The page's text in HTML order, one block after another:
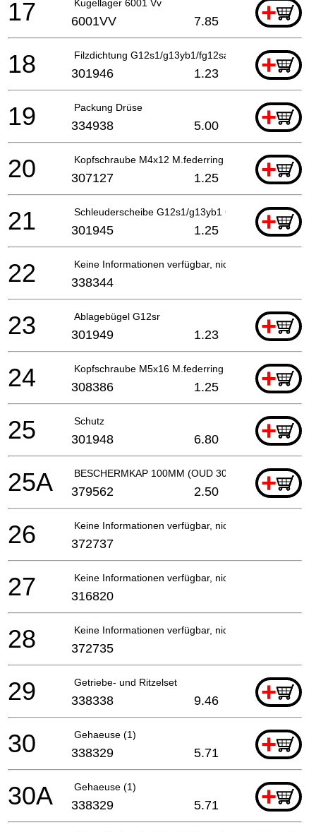
Kugellager 6001 Vv +
17 6001VV 7.85
Filzdichtung G12s1/g13yb1/fg12sa2 G13v/g13yd
+
18 301946 1.23
Packung Drüse +
19 334938 5.00
Kopfschraube M4x12 M.federring Selbstsichernd
+
20 307127 1.25
Schleuderscheibe G12s1/g13yb1 G13v/g13yd
+
21 301945 1.25
Keine Informationen verfügbar, nicht bestellbar
22 338344
Ablagebügel G12sr +
23 301949 1.23
Kopfschraube M5x16 M.federring +
24 308386 1.25
Schutz +
25 301948 6.80
BESCHERMKAP 100MM (OUD 301948/331076/
+
25A 379562 2.50
Keine Informationen verfügbar, nicht bestellbar
26 372737
Keine Informationen verfügbar, nicht bestellbar
27 316820
Keine Informationen verfügbar, nicht bestellbar
28 372735
Getriebe- und Ritzelset +
29 338338 9.46
Gehaeuse (1) +
30 338329 5.71
Gehaeuse (1) +
30A 338329 5.71